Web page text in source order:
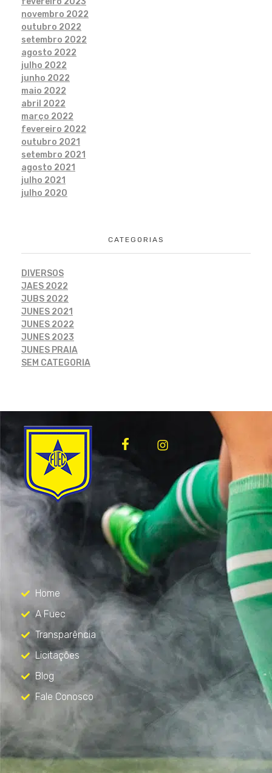
novembro 2022
outubro 2022
setembro 2022
agosto 2022
julho 2022
junho 2022
maio 2022
abril 2022
março 2022
fevereiro 2022
outubro 2021
setembro 2021
agosto 2021
julho 2021
julho 2020
CATEGORIAS
DIVERSOS
JAES 2022
JUBS 2022
JUNES 2021
JUNES 2022
JUNES 2023
JUNES PRAIA
SEM CATEGORIA
FUEC
Só mais um site WordPress
Menu
Home
A Fuec
Transparência
Licitações
Blog
Fale Conosco
Contato